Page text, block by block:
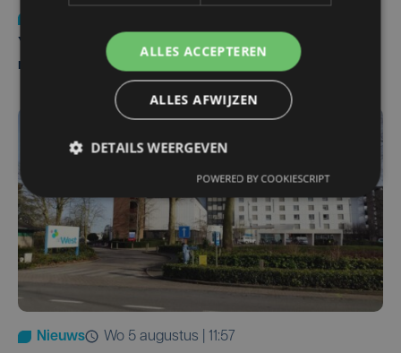
Yaro (19), slachtoffer van vechtpartij, is na
maandenlange coma overleden
Nieuws
wo 5 augustus | 11:57
ALLES ACCEPTEREN
ALLES AFWIJZEN
DETAILS WEERGEVEN
POWERED BY COOKIESCRIPT